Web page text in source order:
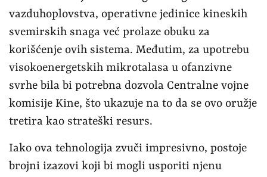
vazduhoplovstva, operativne jedinice kineskih
svemirskih snaga već prolaze obuku za
korišćenje ovih sistema. Međutim, za upotrebu
visokoenergetskih mikrotalasa u ofanzivne
svrhe bila bi potrebna dozvola Centralne vojne
komisije Kine, što ukazuje na to da se ovo oružje
tretira kao strateški resurs.
Iako ova tehnologija zvuči impresivno, postoje
brojni izazovi koji bi mogli usporiti njenu